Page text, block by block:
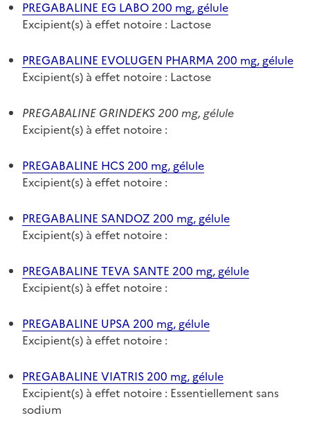
PREGABALINE EG LABO 200 mg, gélule
Excipient(s) à effet notoire : Lactose
PREGABALINE EVOLUGEN PHARMA 200 mg, gélule
Excipient(s) à effet notoire : Lactose
PREGABALINE GRINDEKS 200 mg, gélule
Excipient(s) à effet notoire :
PREGABALINE HCS 200 mg, gélule
Excipient(s) à effet notoire :
PREGABALINE SANDOZ 200 mg, gélule
Excipient(s) à effet notoire :
PREGABALINE TEVA SANTE 200 mg, gélule
Excipient(s) à effet notoire :
PREGABALINE UPSA 200 mg, gélule
Excipient(s) à effet notoire :
PREGABALINE VIATRIS 200 mg, gélule
Excipient(s) à effet notoire : Essentiellement sans
sodium